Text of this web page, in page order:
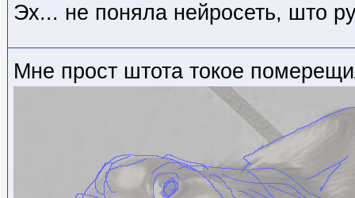
Эх... не поняла нейросеть, што
Мне прост штота токое